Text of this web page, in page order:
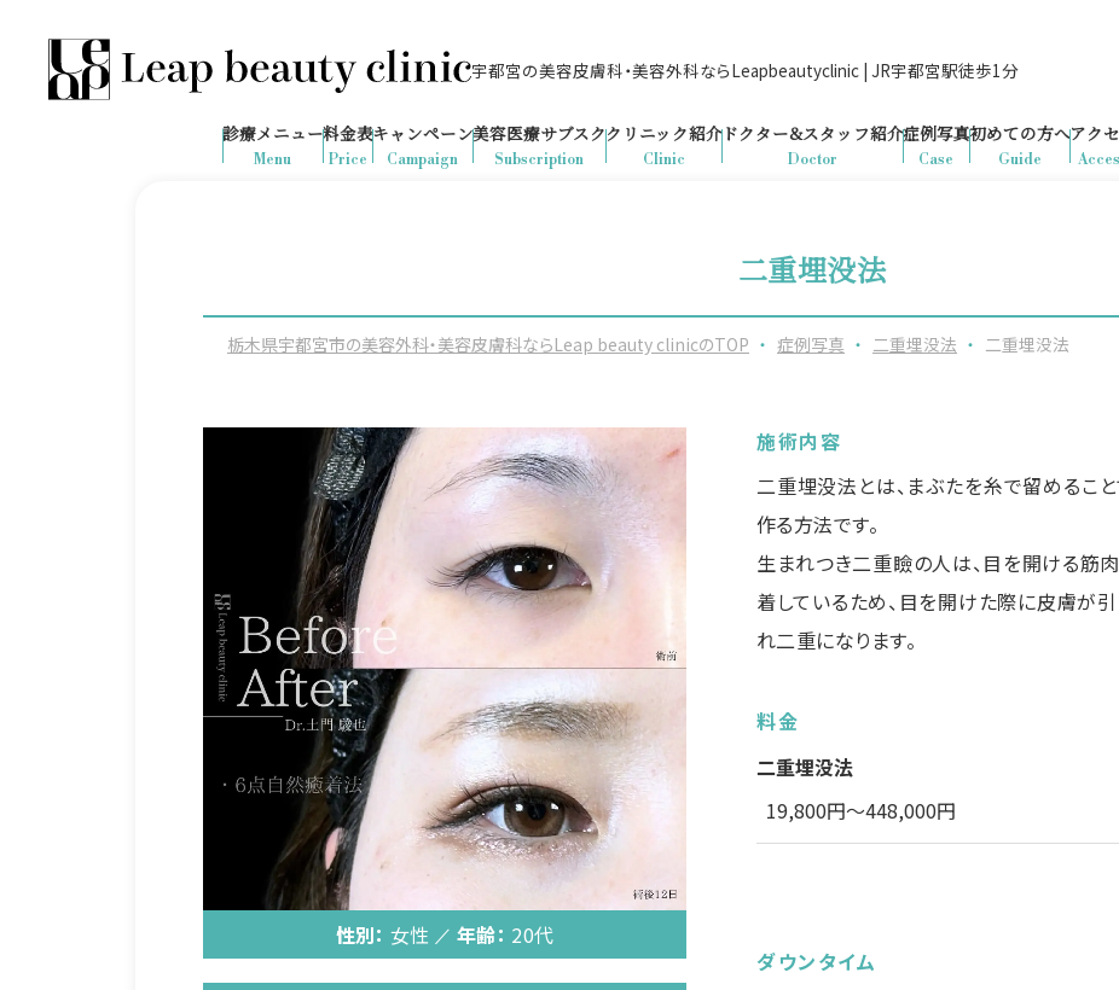
宇都宮の美容皮膚科・美容外科ならLeapbeautyclinic | JR宇都宮駅徒歩1分
の予約が入りました
診療時間：10:00-19:00
（土日祝日対応）
Menu
診療メニュー
Price
料金表
Campaign
キャンペーン
Subscription
美容医療サブスク
Clinic
クリニック紹介
Doctor
ドクター&スタッフ紹介
Case
症例写真
Guide
初めての方へアク
二重埋没法
栃木県宇都宮市の美容外科・美容皮膚科ならLeap beauty clinicのTOP ・ 症例写真 ・ 二重埋没法 ・ 二重埋没法
性別： 女性 年齢： 20代
施術内容
二重埋没法とは、まぶたを糸で留めるこ
作る方法です。
生まれつき二重瞼の人は、目を開ける筋
着しているため、目を開けた際に皮膚が
れ二重になります。
料金
二重埋没法
19,800円〜448,000円
ダウンタイム